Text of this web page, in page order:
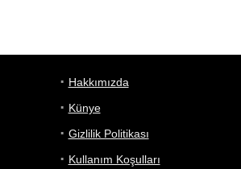
Hakkımızda
Künye
Gizlilik Politikası
Kullanım Koşulları